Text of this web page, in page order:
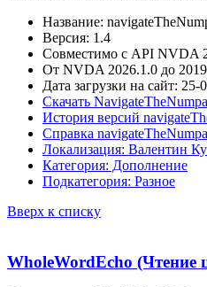
Название:
Версия: 1.4
Совместимо с API NVDA
От NVDA 2026.1.0 до
Дата загрузки на сайт:
Скачать
История версий
Справка
Локализация: Валентин
Категория: Дополнение
Подкатегория: Разное
Вверх к списку
WholeWordEcho (Чтение